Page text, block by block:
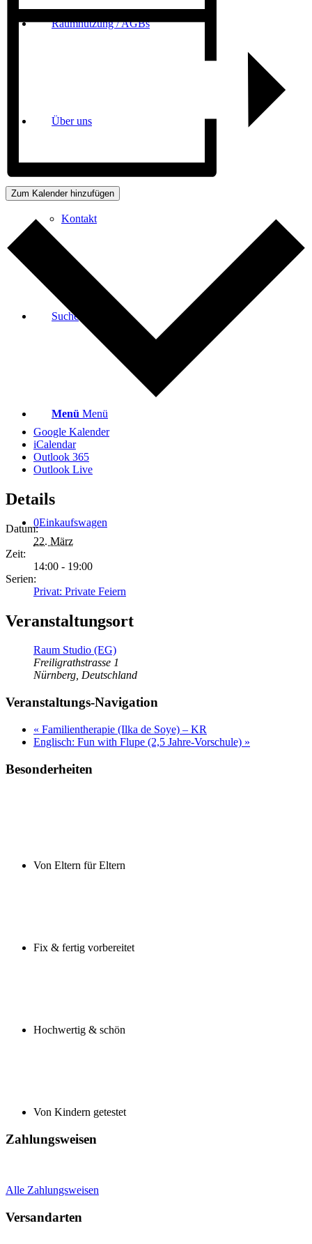
Raumnutzung / AGBs
Über uns
Kontakt
Suche
Menü Menü
0Einkaufswagen
Zum Kalender hinzufügen
Google Kalender
iCalendar
Outlook 365
Outlook Live
Details
Datum:
22. März
Zeit:
14:00 - 19:00
Serien:
Privat: Private Feiern
Veranstaltungsort
Raum Studio (EG)
Freiligrathstrasse 1
Nürnberg, Deutschland
Veranstaltungs-Navigation
« Familientherapie (Ilka de Soye) – KR
Englisch: Fun with Flupe (2,5 Jahre-Vorschule) »
Besonderheiten
Von Eltern für Eltern
Fix & fertig vorbereitet
Hochwertig & schön
Von Kindern getestet
Zahlungsweisen
Alle Zahlungsweisen
Versandarten